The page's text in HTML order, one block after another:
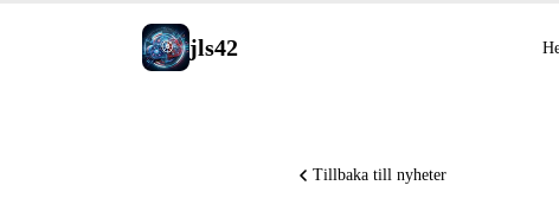
jls42
Tillbaka till nyheter